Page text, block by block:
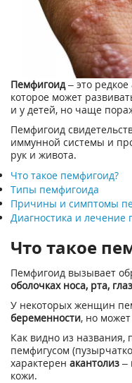
Пемфигоид– это редкое
которое может
и у детей, но чаще
Пемфигоид
иммунной системы и
рук и живота.
Что такое пемфигоид?
Типы пемфигоида
Причины и симптомы
Диагностика и лечение
Что такое
Пемфигоид вызывает
оболочках носа, рта,
У некоторых женщин
беременности, но
Как видно из названия,
пемфигусом
характерен акантолиз –
кожи.